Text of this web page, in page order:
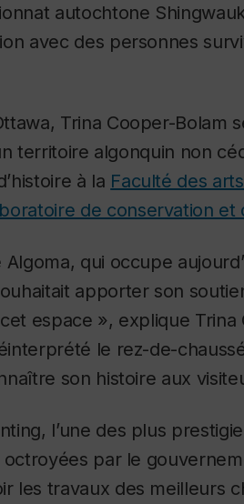
autochtone
avec des personnes
Trina Cooper-
territoire algonquin non
à la Faculté des
de conservation
Algoma, qui occupe
apporter son
espace », explique
le rez-de-
son histoire aux
l’une des plus
octroyées par le
les travaux des meilleurs